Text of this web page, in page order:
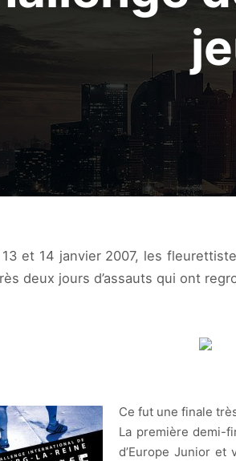
13 et 14 janvier 2007, les
deux jours d’assauts qui ont
Ce fut une finale
La première demi-
d’Europe Junior et